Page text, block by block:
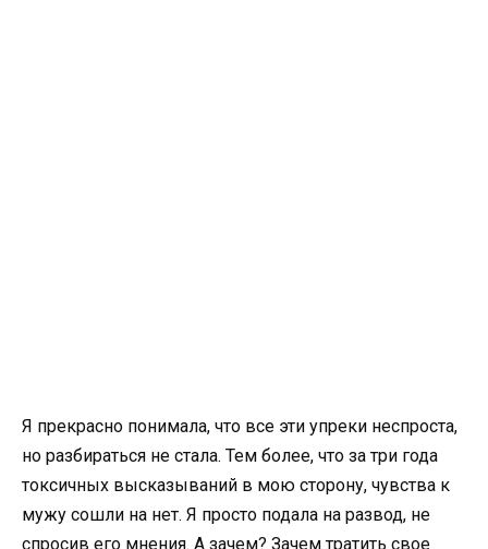
Я прекрасно понимала, что все эти упреки неспроста,
но разбираться не стала. Тем более, что за три года
токсичных высказываний в мою сторону, чувства к
мужу сошли на нет. Я просто подала на развод, не
спросив его мнения. А зачем? Зачем тратить свое